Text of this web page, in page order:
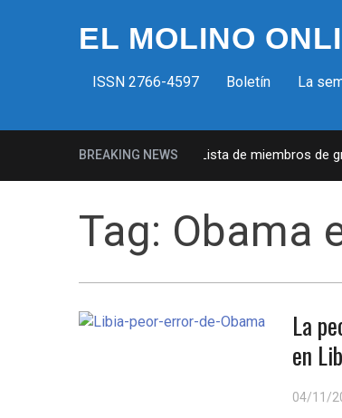
EL MOLINO
ISSN 2766-4597 Boletín La
BREAKING NEWS
Milicias fascistas en EUA: Lista de miembros de
Tag: Obama
La
en
04/11/